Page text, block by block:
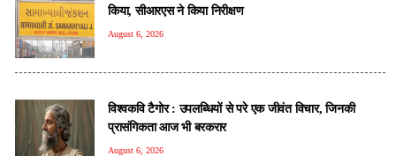
किया, सीआरएस ने किया निरीक्षण
August 6, 2026
विश्वकवि टैगोर : उपलब्धियों से परे एक जीवंत विचार, जिनकी
प्रासंगिकता आज भी बरकरार
August 6, 2026